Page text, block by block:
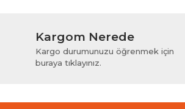
Ürün resmi kalitesiz, bozuk veya
Ürün açıklamasında eksik bilgiler bulunuyor.
Ürün bilgilerinde hatalar bulunuyor.
Bu ürüne benzer farklı alternatifler olmalı.
Kargom Nerede
Kargo durumunuzu öğrenmek için
buraya tıklayınız.